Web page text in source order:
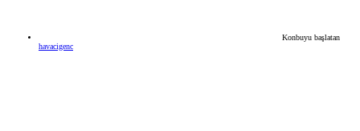
Konbuyu başlatan
havacigenc